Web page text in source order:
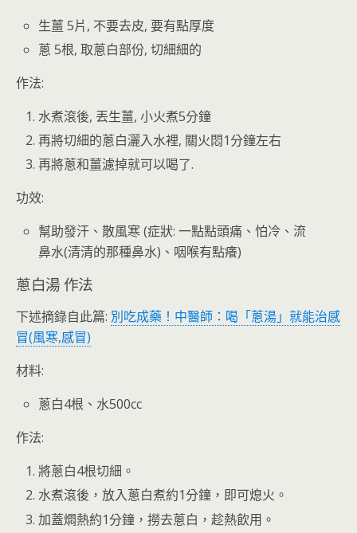
生薑 5片, 不要去皮, 要有點厚度
蔥 5根, 取蔥白部份, 切細細的
作法:
水煮滾後, 丟生薑, 小火煮5分鐘
再將切細的蔥白灑入水裡, 關火悶1分鐘左右
再將蔥和薑濾掉就可以喝了.
功效:
幫助發汗、散風寒 (症狀: 一點點頭痛、怕冷、流
鼻水(清清的那種鼻水)、咽喉有點癢)
蔥白湯 作法
下述摘錄自此篇: 別吃成藥！中醫師：喝「蔥湯」就能治感
冒(風寒,感冒)
材料:
蔥白4根、水500cc
作法:
將蔥白4根切細。
水煮滾後，放入蔥白煮約1分鐘，即可熄火。
加蓋燜熱約1分鐘，撈去蔥白，趁熱飲用。